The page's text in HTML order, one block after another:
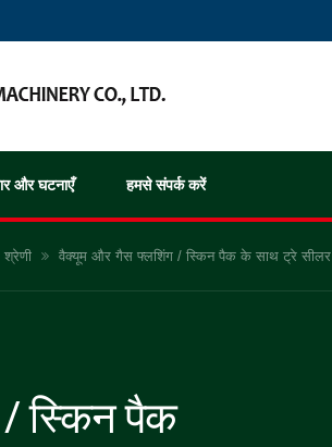
और घटनाएँ हमसे संपर्क करें
श्रेणी वैक्यूम और गैस फ्लशिंग / स्किन पैक के साथ ट्रे सीलर
/ स्किन पैक